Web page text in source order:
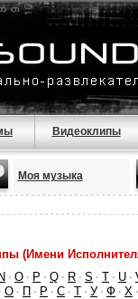
Видеоклипы
Моя музыка
(Имени
N · O · P · Q · R · S · T · U ·
· О · П · Р · С · Т · У · Ф · Х